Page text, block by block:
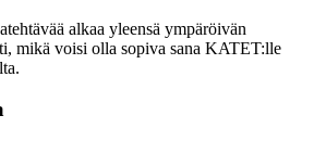
alkaa yleensä ympäröivän
mikä voisi olla sopiva sana KATET:lle